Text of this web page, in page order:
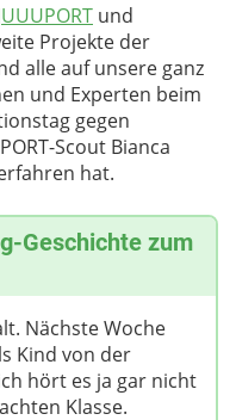
und
Projekte der
alle auf unsere ganz
und Experten beim
gegen
Scout Bianca
hat.
Geschichte zum
Nächste Woche
Kind von der
hört es ja gar nicht
Klasse.